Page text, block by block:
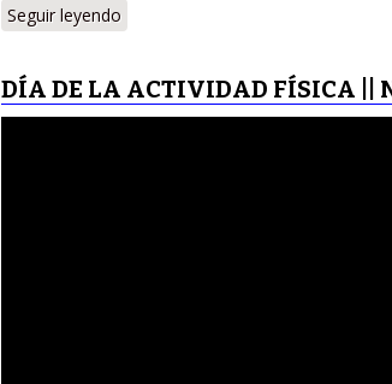
Seguir leyendo
DÍA DE LA ACTIVIDAD FÍSICA ||